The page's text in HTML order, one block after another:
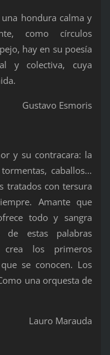
hondura calma y
como círculos
hay en su poesía
y colectiva, cuya
Gustavo Esmoris
y su contracara: la
caballos…
tratados con tersura
Amante que
todo y sangra
estas palabras
crea los primeros
se conocen. Los
una orquesta de
Lauro Marauda